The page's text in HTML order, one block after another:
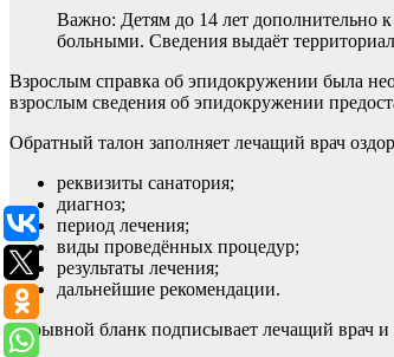
Важно: Детям до 14 лет дополнительно
больными. Сведения выдаёт
Взрослым справка об эпидокружении была
взрослым сведения об эпидокружении
Обратный талон заполняет лечащий врач
реквизиты санатория;
диагноз;
период лечения;
виды проведённых процедур;
результаты лечения;
дальнейшие рекомендации.
Отрывной бланк подписывает лечащий врач и